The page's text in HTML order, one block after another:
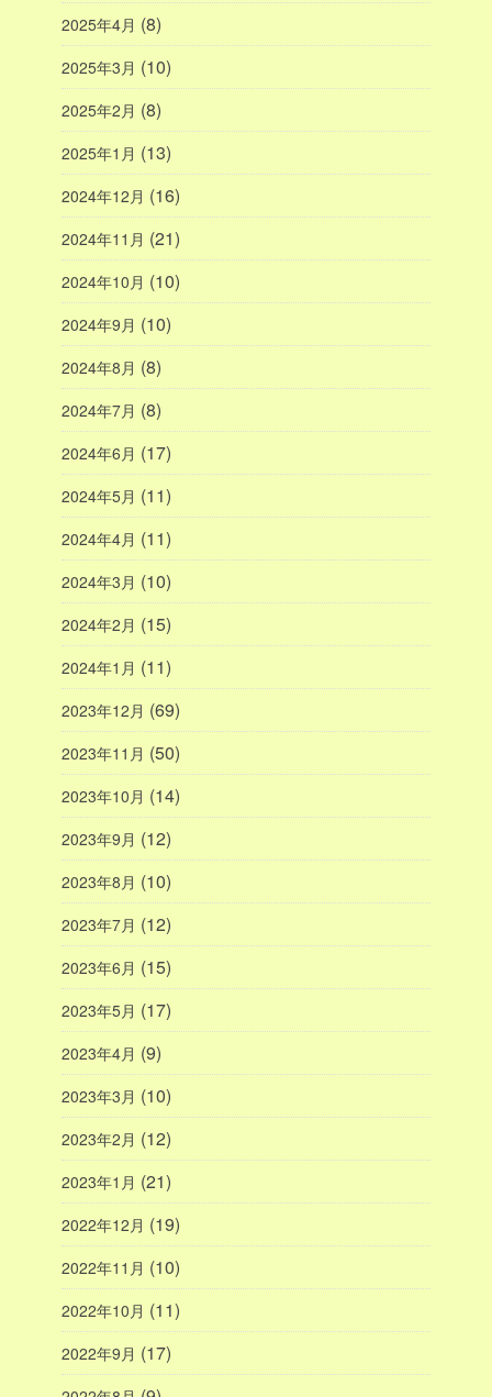
2025年4月 (8)
2025年3月 (10)
2025年2月 (8)
2025年1月 (13)
2024年12月 (16)
2024年11月 (21)
2024年10月 (10)
2024年9月 (10)
2024年8月 (8)
2024年7月 (8)
2024年6月 (17)
2024年5月 (11)
2024年4月 (11)
2024年3月 (10)
2024年2月 (15)
2024年1月 (11)
2023年12月 (69)
2023年11月 (50)
2023年10月 (14)
2023年9月 (12)
2023年8月 (10)
2023年7月 (12)
2023年6月 (15)
2023年5月 (17)
2023年4月 (9)
2023年3月 (10)
2023年2月 (12)
2023年1月 (21)
2022年12月 (19)
2022年11月 (10)
2022年10月 (11)
2022年9月 (17)